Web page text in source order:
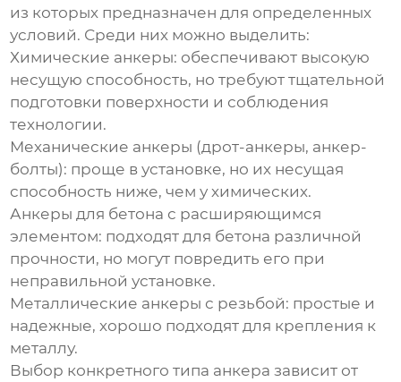
из которых предназначен для определенных
условий. Среди них можно выделить:
Химические анкеры: обеспечивают высокую
несущую способность, но требуют тщательной
подготовки поверхности и соблюдения
технологии.
Механические анкеры (дрот-анкеры, анкер-
болты): проще в установке, но их несущая
способность ниже, чем у химических.
Анкеры для бетона с расширяющимся
элементом: подходят для бетона различной
прочности, но могут повредить его при
неправильной установке.
Металлические анкеры с резьбой: простые и
надежные, хорошо подходят для крепления к
металлу.
Выбор конкретного типа анкера зависит от